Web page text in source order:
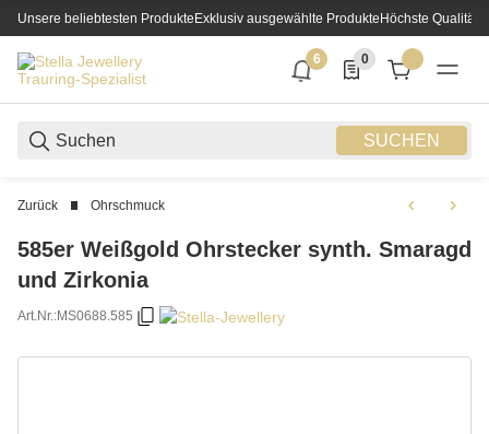
Unsere beliebtesten ProdukteExklusiv ausgewählte ProdukteHöchste Qualität
SUCHEN
6
6 neue Notifizierungen
0
0 Produkte in der
Zurück Ohrschmuck
585er Weißgold Ohrstecker synth. Smaragd
und Zirkonia
Art.Nr.:MS0688.585